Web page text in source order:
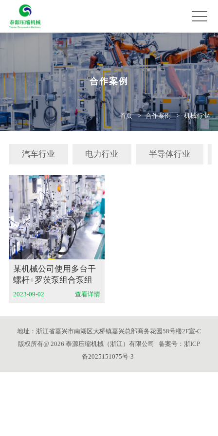
合作案例
首页 合作案例 机械行业
汽车行业 电力行业 半导体行业
某机械公司使用多台干
螺杆+罗茨泵组合泵组
2023-09-02 查看详情
地址：浙江省嘉兴市南湖区大桥镇嘉兴总部商务花园58号楼2F室-C
版权所有@ 2026 泰源压缩机械（浙江）有限公司 备案号： 浙ICP
备2025151075号-3